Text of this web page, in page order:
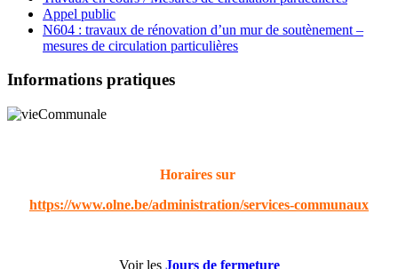
Appel public
N604 : travaux de rénovation d’un mur de soutènement –
mesures de circulation particulières
Informations pratiques
Horaires sur
https://www.olne.be/administration/services-communaux
Voir les Jours de fermeture